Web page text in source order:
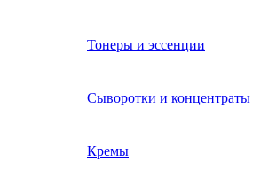
Тонеры и эссенции
Сыворотки и концентраты
Кремы